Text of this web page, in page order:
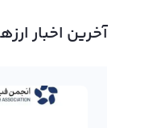
نمودار چینج
تحلیلی،
آخرین اخبار